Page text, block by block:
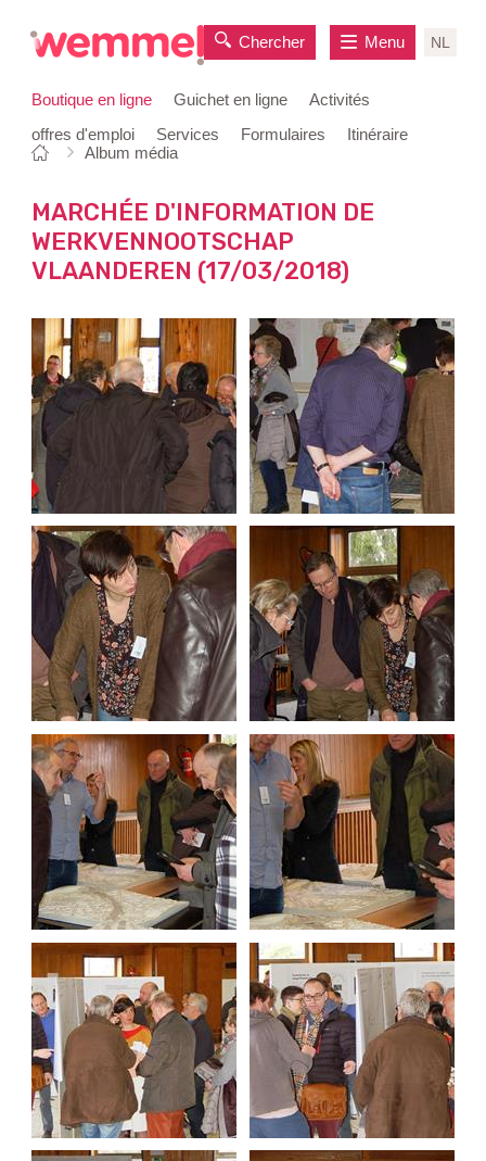
Boutique en ligne Guichet en ligne
Activités
offres d'emploi
Services Formulaires Itinéraire
Chercher NL
Menu
Vous
ici:
Page
départ
Album média
MARCHÉE D'INFORMATION DE
WERKVENNOOTSCHAP
VLAANDEREN (17/03/2018)